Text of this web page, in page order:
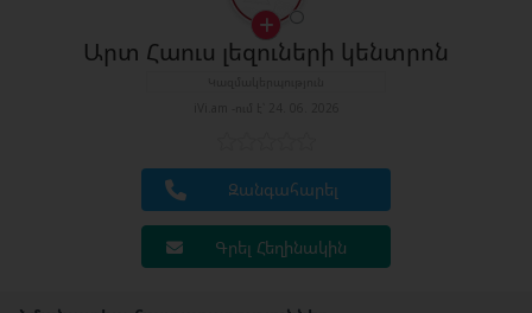
Արտ Հաուս լեզուների կենտրոն
Զանգահարել
Գրել Հեղինակին